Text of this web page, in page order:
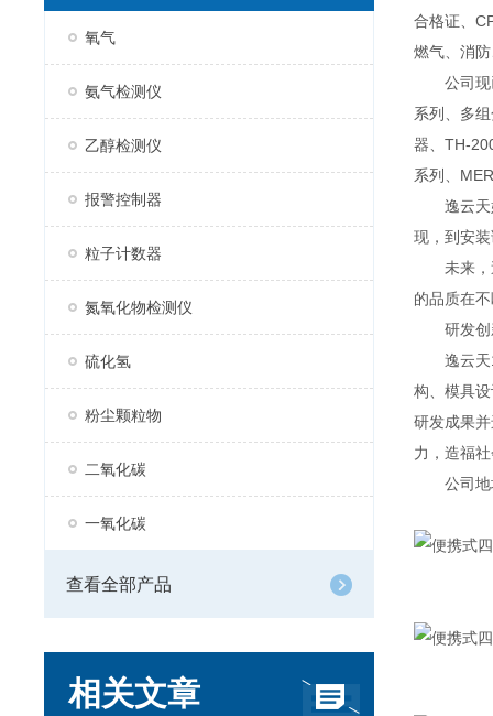
氧气
氨气检测仪
乙醇检测仪
报警控制器
粒子计数器
氮氧化物检测仪
硫化氢
粉尘颗粒物
二氧化碳
一氧化碳
查看全部产品
相关文章
合格证、
燃气、消
公司现已
系列、多
器、TH-
系列、
逸云天始
现，到安
未来，逸
的品质在
研发创
逸云天13
构、模具
研发成果
力，造福
公司地址